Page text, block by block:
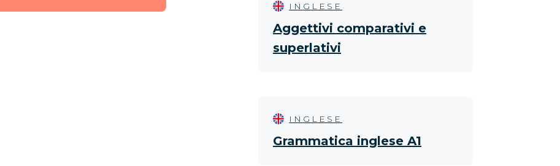
INGLESE
Aggettivi comparativi e
superlativi
INGLESE
Grammatica inglese A1